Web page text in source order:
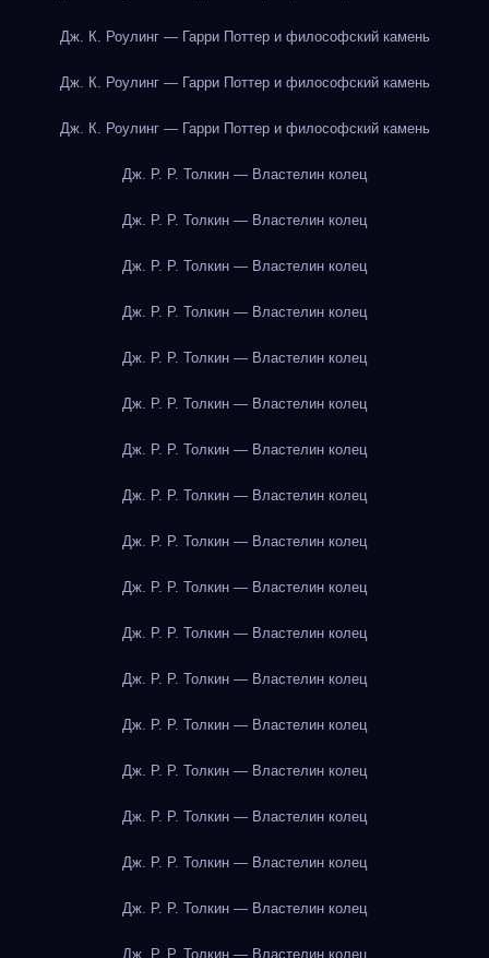
Дж. К. Роулинг — Гарри Поттер и философский камень
Дж. К. Роулинг — Гарри Поттер и философский камень
Дж. К. Роулинг — Гарри Поттер и философский камень
Дж. Р. Р. Толкин — Властелин колец
Дж. Р. Р. Толкин — Властелин колец
Дж. Р. Р. Толкин — Властелин колец
Дж. Р. Р. Толкин — Властелин колец
Дж. Р. Р. Толкин — Властелин колец
Дж. Р. Р. Толкин — Властелин колец
Дж. Р. Р. Толкин — Властелин колец
Дж. Р. Р. Толкин — Властелин колец
Дж. Р. Р. Толкин — Властелин колец
Дж. Р. Р. Толкин — Властелин колец
Дж. Р. Р. Толкин — Властелин колец
Дж. Р. Р. Толкин — Властелин колец
Дж. Р. Р. Толкин — Властелин колец
Дж. Р. Р. Толкин — Властелин колец
Дж. Р. Р. Толкин — Властелин колец
Дж. Р. Р. Толкин — Властелин колец
Дж. Р. Р. Толкин — Властелин колец
Дж. Р. Р. Толкин — Властелин колец